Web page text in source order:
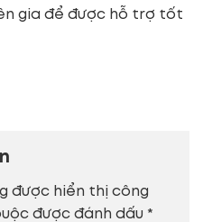
gia để được hỗ trợ tốt
được hiển thị công
được đánh dấu *